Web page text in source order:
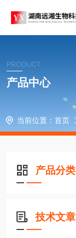
PRODUCT
产品中心
当前位置： 首页
产品分类
技术文章